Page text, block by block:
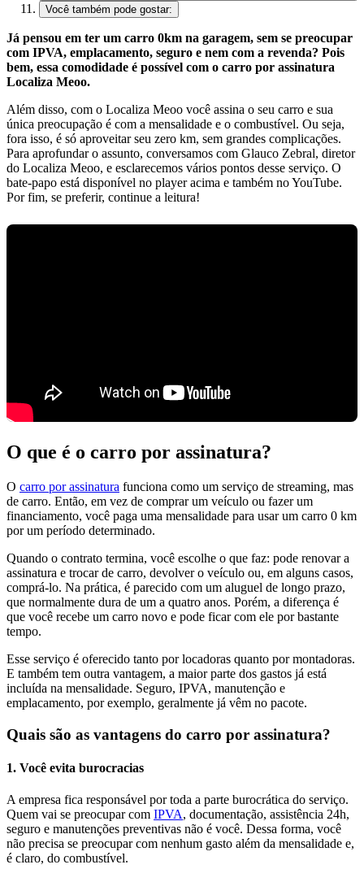
Você também pode gostar:
Já pensou em ter um carro 0km na garagem, sem se preocupar
com IPVA, emplacamento, seguro e nem com a revenda? Pois
bem, essa comodidade é possível com o carro por assinatura
Localiza Meoo.
Além disso, com o Localiza Meoo você assina o seu carro e sua
única preocupação é com a mensalidade e o combustível. Ou seja,
fora isso, é só aproveitar seu zero km, sem grandes complicações.
Para aprofundar o assunto, conversamos com Glauco Zebral, diretor
do Localiza Meoo, e esclarecemos vários pontos desse serviço. O
bate-papo está disponível no player acima e também no YouTube.
Por fim, se preferir, continue a leitura!
O que é o carro por assinatura?
O carro por assinatura funciona como um serviço de streaming, mas
de carro. Então, em vez de comprar um veículo ou fazer um
financiamento, você paga uma mensalidade para usar um carro 0 km
por um período determinado.
Quando o contrato termina, você escolhe o que faz: pode renovar a
assinatura e trocar de carro, devolver o veículo ou, em alguns casos,
comprá-lo. Na prática, é parecido com um aluguel de longo prazo,
que normalmente dura de um a quatro anos. Porém, a diferença é
que você recebe um carro novo e pode ficar com ele por bastante
tempo.
Esse serviço é oferecido tanto por locadoras quanto por montadoras.
E também tem outra vantagem, a maior parte dos gastos já está
incluída na mensalidade. Seguro, IPVA, manutenção e
emplacamento, por exemplo, geralmente já vêm no pacote.
Quais são as vantagens do carro por assinatura?
1. Você evita burocracias
A empresa fica responsável por toda a parte burocrática do serviço.
Quem vai se preocupar com IPVA, documentação, assistência 24h,
seguro e manutenções preventivas não é você. Dessa forma, você
não precisa se preocupar com nenhum gasto além da mensalidade e,
é claro, do combustível.